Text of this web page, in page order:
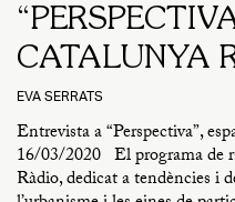
CATALUNYA
EVA SERRATS
Entrevista a “Perspectiva”,
16/03/2020 El programa de
Ràdio, dedicat a tendències i